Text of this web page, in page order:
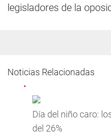
legisladores de la
Noticias Relacionadas
Día del niño caro:
del 26%